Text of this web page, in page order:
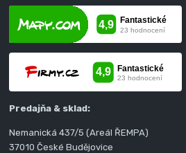
Predajňa & sklad:
Nemanická 437/5 (Areál ŘEMPA)
37010 České Budějovice